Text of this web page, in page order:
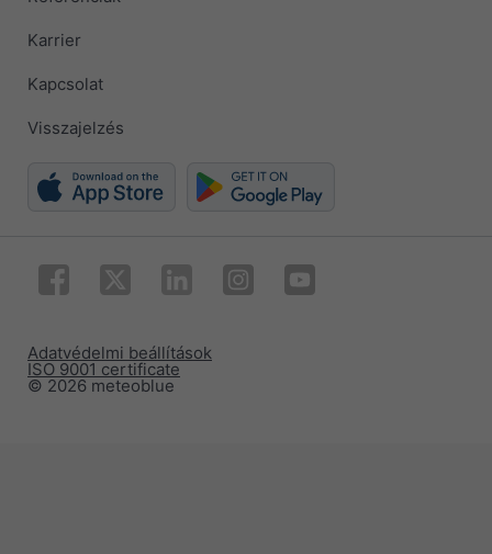
Karrier
Kapcsolat
Visszajelzés
© 2026 meteoblue
ISO 9001 certificate
Adatvédelmi beállítások